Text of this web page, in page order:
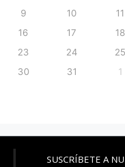
9 10 11
16 17 18
23 24 25
30 31 1
SUSCRÍBETE A